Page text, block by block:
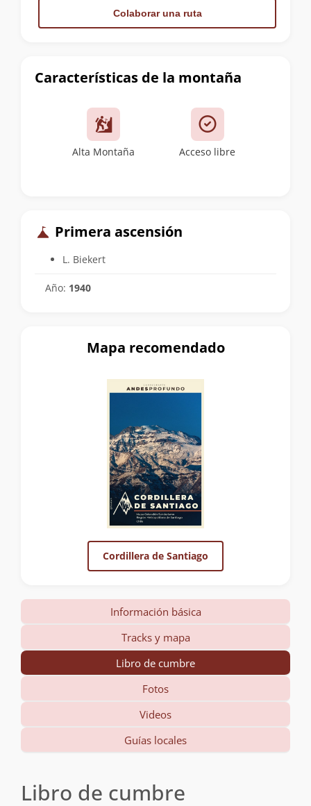
Características de la montaña
Alta Montaña Acceso libre
Primera ascensión
L. Biekert
Año: 1940
Colaborar una ruta
Mapa recomendado
Cordillera de Santiago
Información básica
Tracks y mapa
Libro de cumbre
Fotos
Videos
Guías locales
Libro de cumbre